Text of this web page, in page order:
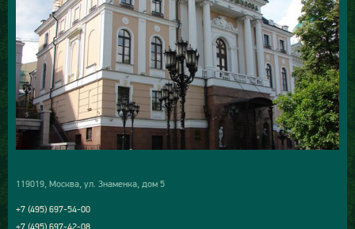
119019, Москва, ул. Знаменка, дом 5
+7 (495) 697-54-00
+7 (495) 697-42-08